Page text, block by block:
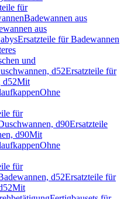
für
Badewannen aus
aus
Ersatzteile für Badewannen
und
d52Ersatzteile für
d52Mit
Ohne
für
d90Ersatzteile
d90Mit
Ohne
für
d52Ersatzteile für
Mit